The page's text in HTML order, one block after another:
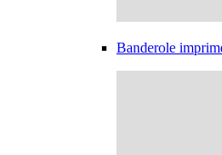
Banderole